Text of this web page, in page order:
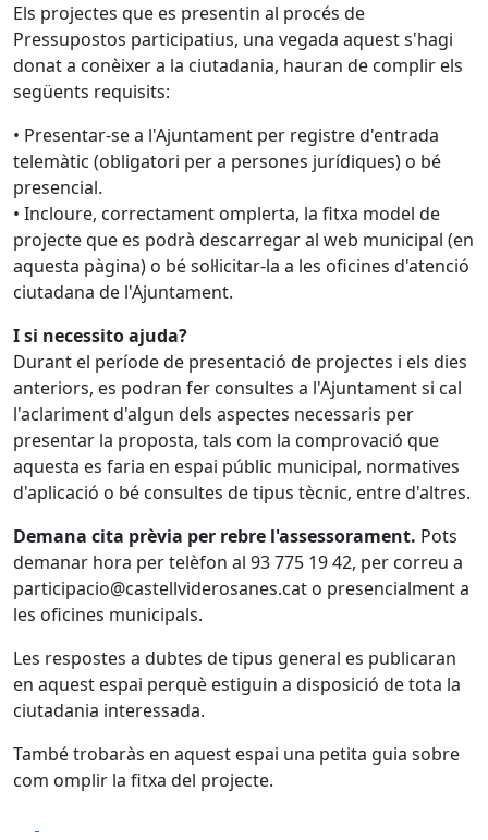
Els projectes que es presentin al procés de
Pressupostos participatius, una vegada aquest s'hagi
donat a conèixer a la ciutadania, hauran de complir els
següents requisits:
• Presentar-se a l'Ajuntament per registre d'entrada
telemàtic (obligatori per a persones jurídiques) o bé
presencial.
• Incloure, correctament omplerta, la fitxa model de
projecte que es podrà descarregar al web municipal (en
aquesta pàgina) o bé sol·licitar-la a les oficines d'atenció
ciutadana de l'Ajuntament.
I si necessito ajuda?
Durant el període de presentació de projectes i els dies
anteriors, es podran fer consultes a l'Ajuntament si cal
l'aclariment d'algun dels aspectes necessaris per
presentar la proposta, tals com la comprovació que
aquesta es faria en espai públic municipal, normatives
d'aplicació o bé consultes de tipus tècnic, entre d'altres.
Demana cita prèvia per rebre l'assessorament. Pots
demanar hora per telèfon al 93 775 19 42, per correu a
participacio@castellviderosanes.cat o presencialment a
les oficines municipals.
Les respostes a dubtes de tipus general es publicaran
en aquest espai perquè estiguin a disposició de tota la
ciutadania interessada.
També trobaràs en aquest espai una petita guia sobre
com omplir la fitxa del projecte.